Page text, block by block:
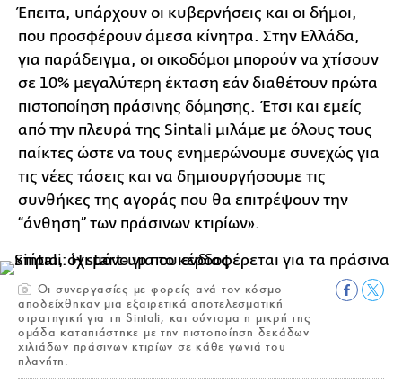
Έπειτα, υπάρχουν οι κυβερνήσεις και οι δήμοι,
που προσφέρουν άμεσα κίνητρα. Στην Ελλάδα,
για παράδειγμα, οι οικοδόμοι μπορούν να χτίσουν
σε 10% μεγαλύτερη έκταση εάν διαθέτουν πρώτα
πιστοποίηση πράσινης δόμησης. Έτσι και εμείς
από την πλευρά της Sintali μιλάμε με όλους τους
παίκτες ώστε να τους ενημερώνουμε συνεχώς για
τις νέες τάσεις και να δημιουργήσουμε τις
συνθήκες της αγοράς που θα επιτρέψουν την
“άνθηση” των πράσινων κτιρίων».
Οι συνεργασίες με φορείς ανά τον κόσμο
αποδείχθηκαν μια εξαιρετικά αποτελεσματική
στρατηγική για τη Sintali, και σύντομα η μικρή της
ομάδα καταπιάστηκε με την πιστοποίηση δεκάδων
χιλιάδων πράσινων κτιρίων σε κάθε γωνιά του
πλανήτη.